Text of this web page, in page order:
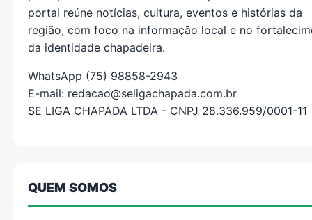
portal reúne notícias, cultura, eventos e histórias da
região, com foco na informação local e no
da identidade chapadeira.
WhatsApp (75) 98858-2943
E-mail: redacao@seligachapada.com.br
SE LIGA CHAPADA LTDA - CNPJ 28.336.959/0001-11
QUEM SOMOS